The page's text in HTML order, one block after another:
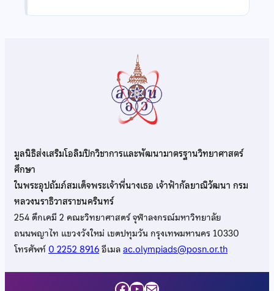
มูลนิธิส่งเสริมโอลิมปิกวิชาการและพัฒนามาตรฐานวิทยาศาสตร์
ศึกษา
ในพระอุปถัมภ์สมเด็จพระเจ้าพี่นางเธอ เจ้าฟ้ากัลยาณิวัฒนา กรม
หลวงนราธิวาสราชนครินทร์
254 ตึกเคมี 2 คณะวิทยาศาสตร์ จุฬาลงกรณ์มหาวิทยาลัย
ถนนพญาไท แขวงวังใหม่ เขตปทุมวัน กรุงเทพมหานคร 10330
โทรศัพท์0 2252 8916อีเมลac.olympiads@posn.or.th